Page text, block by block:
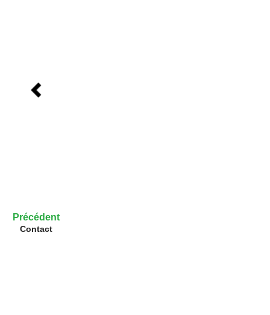
Précédent
Contact